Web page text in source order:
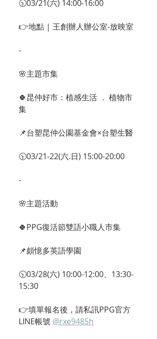
🕥03/21(六) 14:00-16:00
👉地點 | 王創辦人辦公室-放映室
-
🌸主題市集
🍀昆仲好市：植感生活 ． 植物市
集
📌台塑昆仲公園基金會×台塑生醫
🕥03/21-22(六.日) 15:00-20:00
-
🌸主題活動
🍀PPG復活節雙語小職人市集
📌頗憶多英語學園
🕥03/28(六) 10:00-12:00、13:30-
15:30
👉填單報名後，請私訊PPG官方
LINE帳號 @rxe9485h